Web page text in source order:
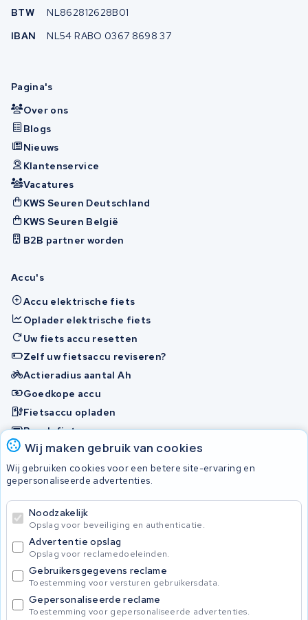
Wij maken gebruik van cookies
Wij gebruiken cookies voor een betere site-ervaring en
gepersonaliseerde advertenties.
Noodzakelijk
Opslag voor beveiliging en authenticatie.
Advertentie opslag
Opslag voor reclamedoeleinden.
Gebruikersgegevens reclame
Toestemming voor versturen gebruikersdata.
Gepersonaliseerde reclame
Toestemming voor gepersonaliseerde advertenties.
BTW
NL862812628B01
IBAN
NL54 RABO 0367 8698 37
Pagina's
Over ons
Blogs
Nieuws
Klantenservice
Vacatures
KWS Seuren Deutschland
KWS Seuren België
B2B partner worden
Accu's
Accu elektrische fiets
Oplader elektrische fiets
Uw fiets accu resetten
Zelf uw fietsaccu reviseren?
Actieradius aantal Ah
Goedkope accu
Fietsaccu opladen
Bosch fietsaccu
Nakijken en contact opnemen
Onherstelbaar
© 2026 KWS Seuren
Algemene Voorwaarden
Privacybeleid